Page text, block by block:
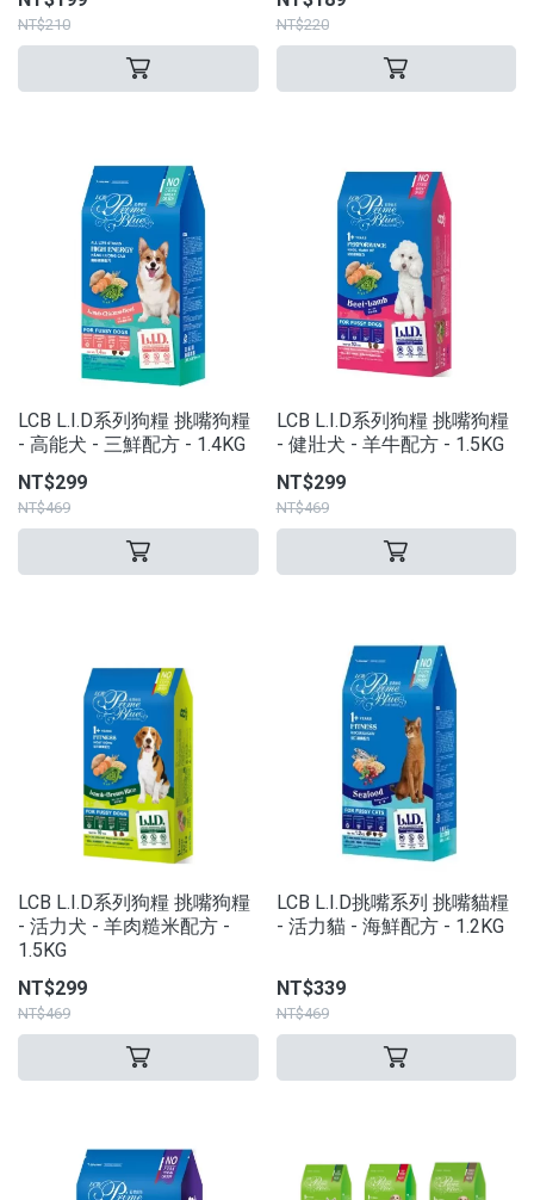
NT$210 NT$220
LCB L.I.D系列狗糧 挑嘴狗糧
- 高能犬 - 三鮮配方 - 1.4KG
NT$299
NT$469
LCB L.I.D系列狗糧 挑嘴狗糧
- 健壯犬 - 羊牛配方 - 1.5KG
NT$299
NT$469
LCB L.I.D系列狗糧 挑嘴狗糧
- 活力犬 - 羊肉糙米配方 -
1.5KG
NT$299
NT$469
LCB L.I.D挑嘴系列 挑嘴貓糧
- 活力貓 - 海鮮配方 - 1.2KG
NT$339
NT$469